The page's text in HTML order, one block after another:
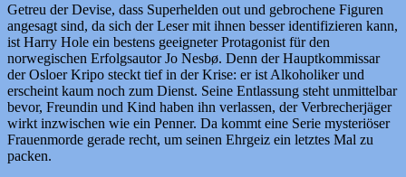
Getreu der Devise, dass Superhelden out und gebrochene Figuren
angesagt sind, da sich der Leser mit ihnen besser identifizieren kann,
ist Harry Hole ein bestens geeigneter Protagonist für den
norwegischen Erfolgsautor Jo Nesbø. Denn der Hauptkommissar
der Osloer Kripo steckt tief in der Krise: er ist Alkoholiker und
erscheint kaum noch zum Dienst. Seine Entlassung steht unmittelbar
bevor, Freundin und Kind haben ihn verlassen, der Verbrecherjäger
wirkt inzwischen wie ein Penner. Da kommt eine Serie mysteriöser
Frauenmorde gerade recht, um seinen Ehrgeiz ein letztes Mal zu
packen.